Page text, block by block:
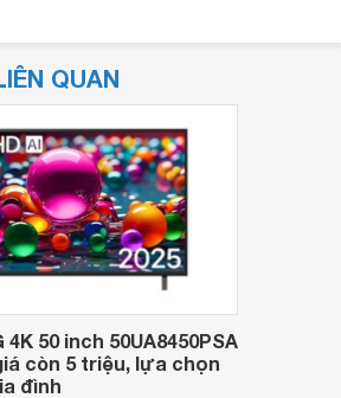
QUAN
50 inch 50UA8450PSA
còn 5 triệu, lựa chọn
đình